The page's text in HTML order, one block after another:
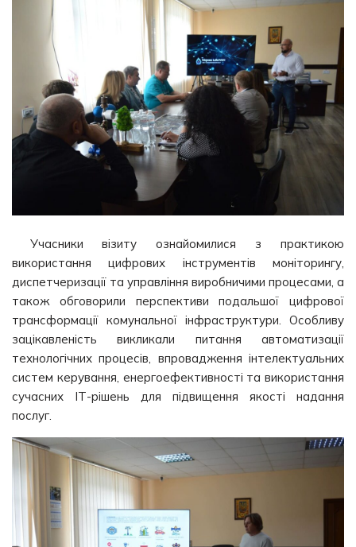
Учасники візиту ознайомилися з практикою
використання цифрових інструментів моніторингу,
диспетчеризації та управління виробничими процесами, а
також обговорили перспективи подальшої цифрової
трансформації комунальної інфраструктури. Особливу
зацікавленість викликали питання автоматизації
технологічних процесів, впровадження інтелектуальних
систем керування, енергоефективності та використання
сучасних ІТ-рішень для підвищення якості надання
послуг.